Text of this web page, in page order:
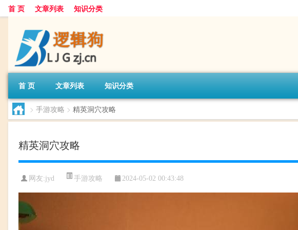
首 页 文章列表 知识分类
首 页 文章列表 知识分类
> 手游攻略 > 精英洞穴攻略
精英洞穴攻略
网友:jyd 手游攻略 2024-05-02 00:43:48